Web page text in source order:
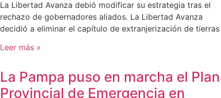
La Libertad Avanza debió modificar su estrategia tras el
rechazo de gobernadores aliados. La Libertad Avanza
decidió a eliminar el capítulo de extranjerización de tierras
Leer más »
La Pampa puso en marcha el Plan
Provincial de Emergencia en